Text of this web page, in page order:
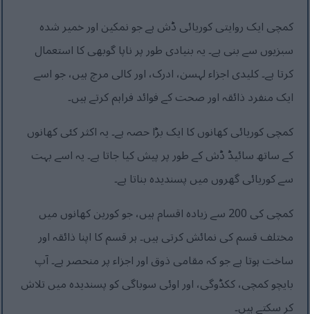
کمچی ایک روایتی کوریائی ڈش ہے جو نمکین اور خمیر شدہ
سبزیوں سے بنی ہے۔ یہ بنیادی طور پر ناپا گوبھی کا استعمال
کرتا ہے۔ کلیدی اجزاء لہسن، ادرک، اور کالی مرچ ہیں، جو اسے
ایک منفرد ذائقہ اور صحت کے فوائد فراہم کرتے ہیں۔
کمچی کوریائی کھانوں کا ایک بڑا حصہ ہے۔ یہ اکثر کئی کھانوں
کے ساتھ سائیڈ ڈش کے طور پر پیش کیا جاتا ہے۔ یہ اسے بہت
سے کوریائی گھروں میں پسندیدہ بناتا ہے۔
کمچی کی 200 سے زیادہ اقسام ہیں، جو کورین کھانوں میں
مختلف قسم کی نمائش کرتی ہیں۔ ہر قسم کا اپنا ذائقہ اور
ساخت ہوتا ہے جو کہ مقامی ذوق اور اجزاء پر منحصر ہے۔ آپ
بایچو کمچی، ککڈوگی، اور اوئی سوباگی کو پسندیدہ میں تلاش
کر سکتے ہیں۔